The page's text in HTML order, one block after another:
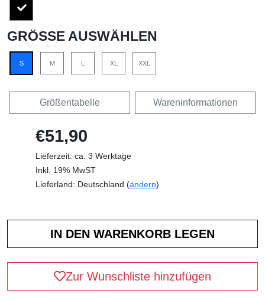
GRÖSSE AUSWÄHLEN
S M XL XXL
Größentabelle Wareninformationen
€51,90
Lieferzeit: ca. 3 Werktage
Inkl. 19% MwST
Lieferland: Deutschland (ändern)
Zur Wunschliste hinzufügen